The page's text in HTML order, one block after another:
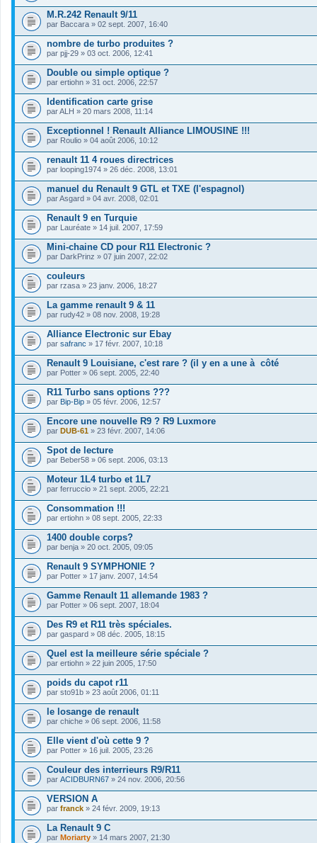
M.R.242 Renault 9/11
par Baccara » 02 sept. 2007, 16:40
nombre de turbo produites ?
par pjj-29 » 03 oct. 2006, 12:41
Double ou simple optique ?
par ertiohn » 31 oct. 2006, 22:57
Identification carte grise
parALH » 20 mars 2008, 11:14
Exceptionnel ! Renault Alliance LIMOUSINE !!!
par Roulio » 04 août 2006, 10:12
renault 11 4 roues directrices
par looping1974 » 26 déc. 2008, 13:01
manuel du Renault 9 GTL et TXE (l'espagnol)
parAsgard » 04 avr. 2008, 02:01
Renault 9 en Turquie
par Lauréate » 14 juil. 2007, 17:59
Mini-chaine CD pour R11 Electronic ?
par DarkPrinz » 07 juin 2007, 22:02
couleurs
par rzasa » 23 janv. 2006, 18:27
La gamme renault 9 & 11
par rudy42 » 08 nov. 2008, 19:28
Alliance Electronic sur Ebay
par safranc » 17 févr. 2007, 10:18
Renault 9 Louisiane, c'est rare ? (il y en a une à côté
par Potter » 06 sept. 2005, 22:40
R11 Turbo sans options ???
par Bip-Bip » 05 févr. 2006, 12:57
Encore une nouvelle R9 ? R9 Luxmore
par DUB-61 » 23 févr. 2007, 14:06
Spot de lecture
par Beber58 » 06 sept. 2006, 03:13
Moteur 1L4 turbo et 1L7
par ferruccio » 21 sept. 2005, 22:21
Consommation !!!
par ertiohn » 08 sept. 2005, 22:33
1400 double corps?
par benja » 20 oct. 2005, 09:05
Renault 9 SYMPHONIE ?
par Potter » 17 janv. 2007, 14:54
Gamme Renault 11 allemande 1983 ?
par Potter » 06 sept. 2007, 18:04
Des R9 et R11 très spéciales.
par gaspard » 08 déc. 2005, 18:15
Quel est la meilleure série spéciale ?
par ertiohn » 22 juin 2005, 17:50
poids du capot r11
par sto91b » 23 août 2006, 01:11
le losange de renault
par chiche » 06 sept. 2006, 11:58
Elle vient d'où cette 9 ?
par Potter » 16 juil. 2005, 23:26
Couleur des interrieurs R9/R11
par ACIDBURN67 » 24 nov. 2006, 20:56
VERSION A
par franck » 24 févr. 2009, 19:13
La Renault 9 C
par Moriarty » 14 mars 2007, 21:30